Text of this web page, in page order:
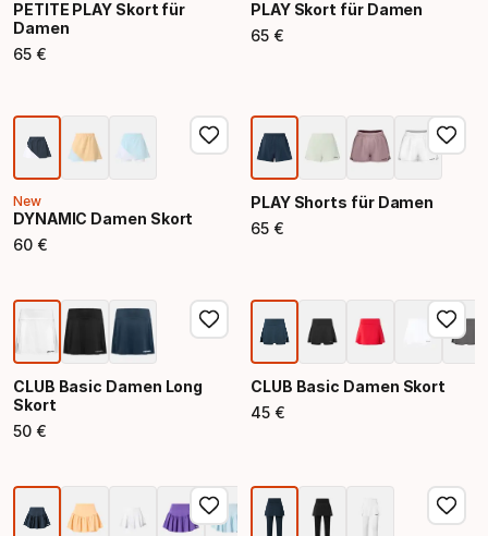
PETITE PLAY Skort für
Damen
65 €
Endpreis
PLAY Skort für Damen
65 €
Endpreis
New
DYNAMIC Damen Skort
60 €
Endpreis
PLAY Shorts für Damen
65 €
Endpreis
CLUB Basic Damen Long
Skort
50 €
Endpreis
CLUB Basic Damen Skort
45 €
Endpreis